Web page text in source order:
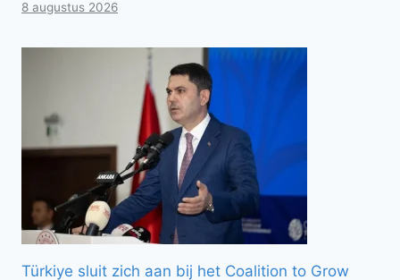
8 augustus 2026
Türkiye sluit zich aan bij het Coalition to Grow